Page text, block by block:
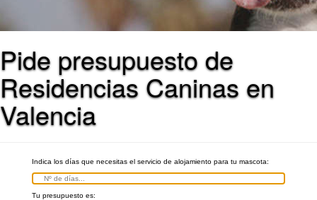
Pide presupuesto de
Residencias Caninas en
Valencia
Indica los días que necesitas el servicio de alojamiento para tu mascota:
Tu presupuesto es: